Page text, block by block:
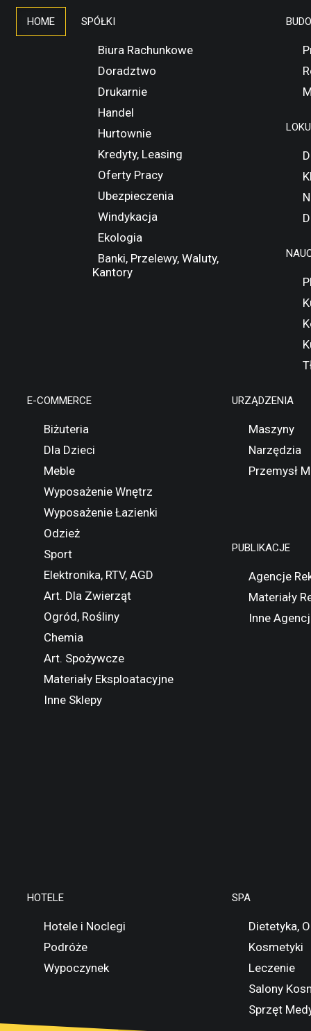
HOME SPÓŁKI
Biura Rachunkowe
Doradztwo
Drukarnie
Handel
Hurtownie
Kredyty, Leasing
Oferty Pracy
Ubezpieczenia
Windykacja
Ekologia
Banki, Przelewy, Waluty,
Kantory
E-COMMERCE
Biżuteria
Dla Dzieci
Meble
Wyposażenie Wnętrz
Wyposażenie Łazienki
Odzież
Sport
Elektronika, RTV, AGD
Art. Dla Zwierząt
Ogród, Rośliny
Chemia
Art. Spożywcze
Materiały Eksploatacyjne
Inne Sklepy
URZĄDZENIA
Maszyny
Narzędzia
Przemysł
PUBLIKACJE
Agencje
Materiały
Inne
HOTELE
Hotele i Noclegi
Podróże
Wypoczynek
SPA
Dietetyka,
Kosmetyki
Leczenie
Salony
Sprzęt